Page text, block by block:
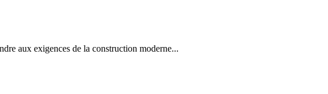
aux exigences de la construction moderne...